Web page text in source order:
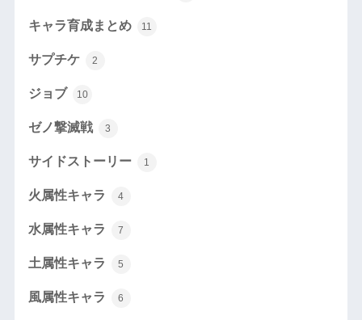
キャラ育成まとめ 11
サプチケ 2
ジョブ 10
ゼノ撃滅戦 3
サイドストーリー 1
火属性キャラ 4
水属性キャラ 7
土属性キャラ 5
風属性キャラ 6